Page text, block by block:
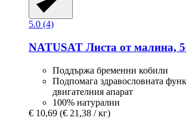
5.0 (4)
NATUSAT Листа от малина,
Поддържа бременни кобили
Подпомага здравословната
двигателния апарат
100% натурални
€ 10,69 (€ 21,38 / кг)